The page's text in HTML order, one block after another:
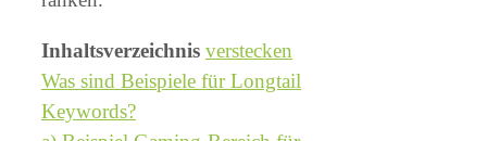
Inhaltsverzeichnis verstecken
Was sind Beispiele für Longtail
Keywords?